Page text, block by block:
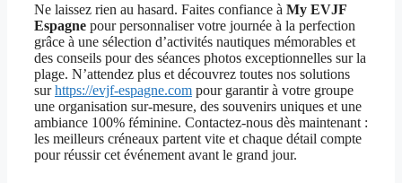
Ne laissez rien au hasard. Faites confiance à My EVJF
Espagne pour personnaliser votre journée à la perfection
grâce à une sélection d’activités nautiques mémorables et
des conseils pour des séances photos exceptionnelles sur la
plage. N’attendez plus et découvrez toutes nos solutions
surhttps://evjf-espagne.com pour garantir à votre groupe
une organisation sur-mesure, des souvenirs uniques et une
ambiance 100% féminine. Contactez-nous dès maintenant :
les meilleurs créneaux partent vite et chaque détail compte
pour réussir cet événement avant le grand jour.